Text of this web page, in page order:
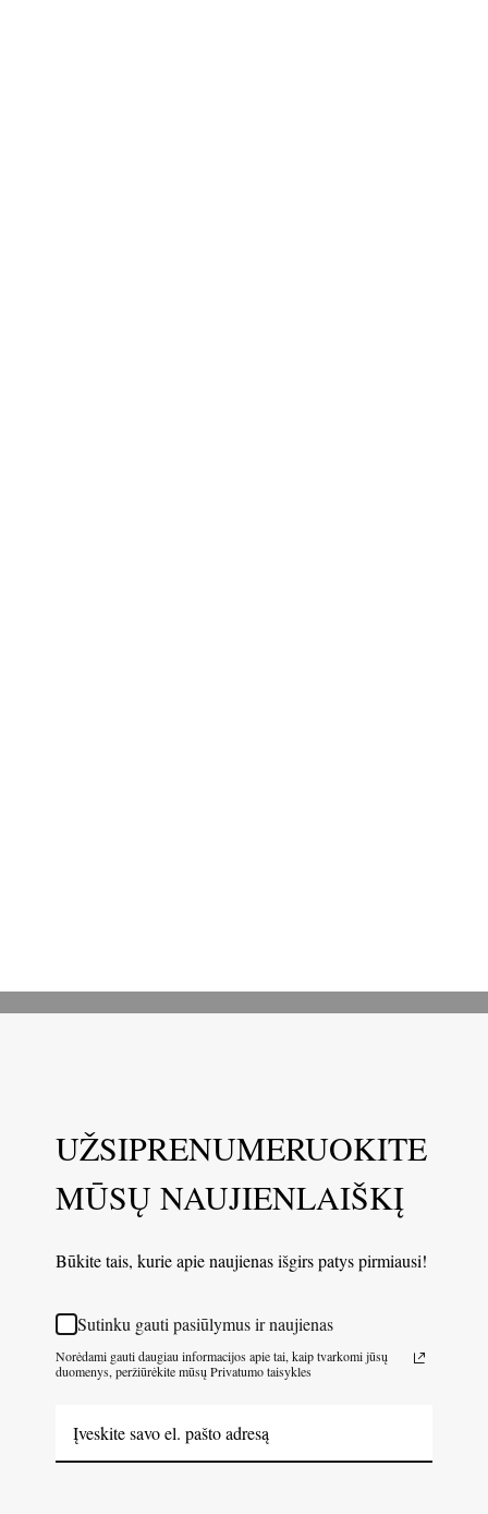
UŽSIPRENUMERUOKITE
MŪSŲ NAUJIENLAIŠKĮ
Būkite tais, kurie apie naujienas išgirs patys pirmiausi!
Sutinku gauti pasiūlymus ir naujienas
Norėdami gauti daugiau informacijos apie tai, kaip tvarkomi jūsų
duomenys, peržiūrėkite mūsų Privatumo taisykles